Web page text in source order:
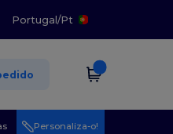
Portugal/Pt
Personaliza-o!